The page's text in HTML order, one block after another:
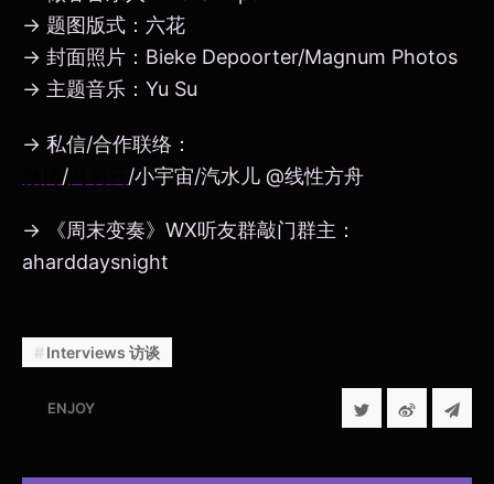
→ 题图版式：六花
→ 封面照片：Bieke Depoorter/Magnum Photos
→ 主题音乐：Yu Su
→ 私信/合作联络：
/ /小宇宙/汽水儿 @线性方舟
→ 《周末变奏》WX听友群敲门群主：
aharddaysnight
Interviews 访谈
ENJOY